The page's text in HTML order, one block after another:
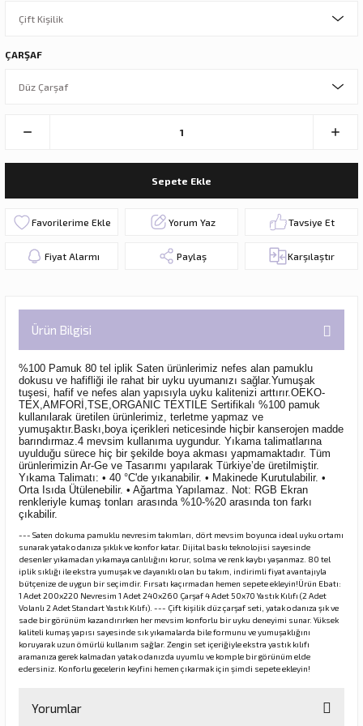
ÇARŞAF
Sepete Ekle
Yorum Yaz Tavsiye Et
Fiyat Alarmı Paylaş Karşılaştır
Ürün Bilgisi
%100 Pamuk 80 tel iplik Saten ürünlerimiz nefes alan pamuklu
dokusu ve hafifliği ile rahat bir uyku uyumanızı sağlar.Yumuşak
tuşesi, hafif ve nefes alan yapısıyla uyku kalitenizi arttırır.OEKO-
TEX,AMFORİ,TSE,ORGANIC TEXTILE Sertifikalı %100 pamuk
kullanılarak üretilen ürünlerimiz, terletme yapmaz ve
yumuşaktır.Baskı,boya içerikleri neticesinde hiçbir kanserojen madde
barındırmaz.4 mevsim kullanıma uygundur. Yıkama talimatlarına
uyulduğu sürece hiç bir şekilde boya akması yapmamaktadır. Tüm
ürünlerimizin Ar-Ge ve Tasarımı yapılarak Türkiye’de üretilmiştir.
Yıkama Talimatı: • 40 °C'de yıkanabilir. • Makinede Kurutulabilir. •
Orta Isıda Ütülenebilir. • Ağartma Yapılamaz. Not: RGB Ekran
renkleriyle kumaş tonları arasında %10-%20 arasında ton farkı
çıkabilir.
--- Saten dokuma pamuklu nevresim takımları, dört mevsim boyunca ideal uyku ortamı
sunarak yatak odanıza şıklık ve konfor katar. Dijital baskı teknolojisi sayesinde
desenler yıkamadan yıkamaya canlılığını korur, solma ve renk kaybı yaşanmaz. 80 tel
iplik sıklığı ile ekstra yumuşak ve dayanıklı olan bu takım, indirimli fiyat avantajıyla
bütçenize de uygun bir seçimdir. Fırsatı kaçırmadan hemen sepete ekleyin!Ürün Ebatı:
1 Adet 200x220 Nevresim 1 Adet 240x260 Çarşaf 4 Adet 50x70 Yastık Kılıfı (2 Adet
Volanlı 2 Adet Standart Yastık Kılıfı). --- Çift kişilik düz çarşaf seti, yatak odanıza şık ve
sade bir görünüm kazandırırken her mevsim konforlu bir uyku deneyimi sunar. Yüksek
kaliteli kumaş yapısı sayesinde sık yıkamalarda bile formunu ve yumuşaklığını
koruyarak uzun ömürlü kullanım sağlar. Zengin set içeriğiyle ekstra yastık kılıfı
aramanıza gerek kalmadan yatak odanızda uyumlu ve komple bir görünüm elde
edersiniz. Konforlu gecelerin keyfini hemen çıkarmak için şimdi sepete ekleyin!
Yorumlar